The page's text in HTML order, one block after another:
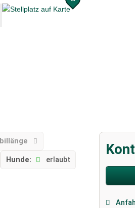
Hunde: erlaubt